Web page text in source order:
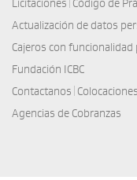
Licitaciones Código de
Actualización de datos
Cajeros con funcionalidad
Fundación ICBC
Contactanos
Colocaciones
Agencias de Cobranzas